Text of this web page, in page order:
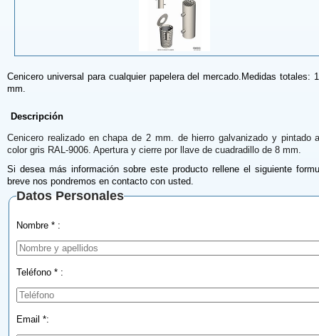
Cenicero universal para cualquier papelera del mercado.Medidas totales:
mm.
Descripción
Cenicero realizado en chapa de 2 mm. de hierro galvanizado y pintado
color gris RAL-9006. Apertura y cierre por llave de cuadradillo de 8 mm.
Si desea más información sobre este producto rellene el siguiente
breve nos pondremos en contacto con usted.
Datos Personales
Nombre * :
Teléfono * :
Email *: